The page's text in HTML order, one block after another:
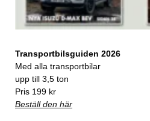
Transportbilsguiden 2026
Med alla transportbilar
upp till 3,5 ton
Pris 199 kr
Beställ den här